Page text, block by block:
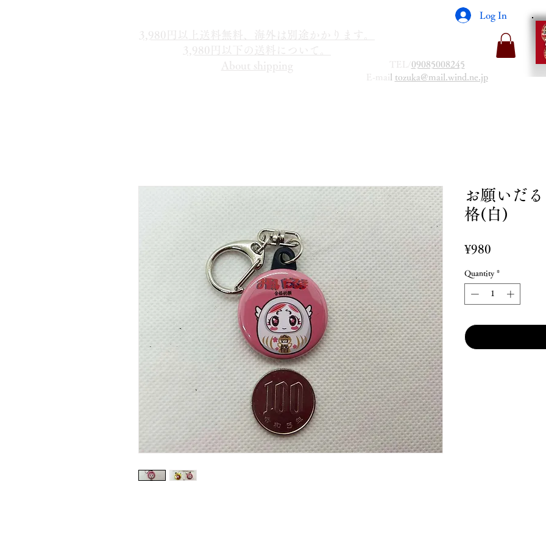
Log In
3,980円以上送料無料、海外は別途かかります。
3,980円以下の送料について。
About shipping
TEL/ 09085008245
E-mai l tozuka@mail.wind.ne.jp
お願いだ
格(白)
¥980
Quantity *